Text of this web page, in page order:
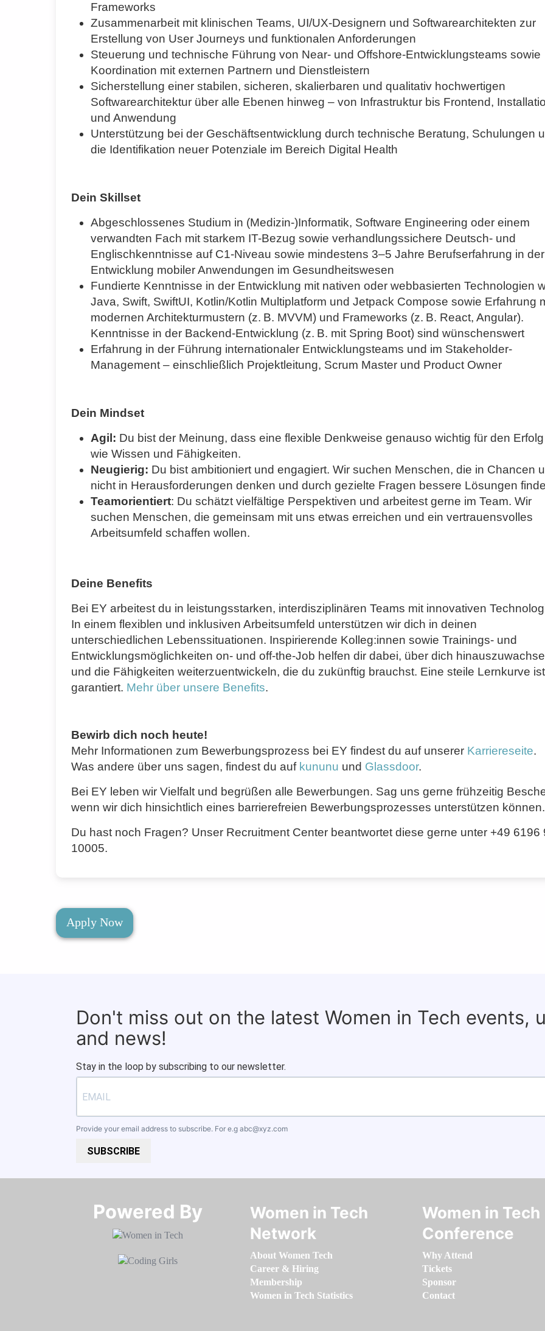
Frameworks
Zusammenarbeit mit klinischen Teams, UI/UX-Designern und Softwarearchitekten zur
Erstellung von User Journeys und funktionalen Anforderungen
Steuerung und technische Führung von Near- und Offshore-Entwicklungsteams sowie
Koordination mit externen Partnern und Dienstleistern
Sicherstellung einer stabilen, sicheren, skalierbaren und qualitativ hochwertigen
Softwarearchitektur über alle Ebenen hinweg – von Infrastruktur bis Frontend,
und Anwendung
Unterstützung bei der Geschäftsentwicklung durch technische Beratung, Schulungen
die Identifikation neuer Potenziale im Bereich Digital Health
Dein Skillset
Abgeschlossenes Studium in (Medizin-)Informatik, Software Engineering oder einem
verwandten Fach mit starkem IT-Bezug sowie verhandlungssichere Deutsch- und
Englischkenntnisse auf C1-Niveau sowie mindestens 3–5 Jahre Berufserfahrung in der
Entwicklung mobiler Anwendungen im Gesundheitswesen
Fundierte Kenntnisse in der Entwicklung mit nativen oder webbasierten Technologien
Java, Swift, SwiftUI, Kotlin/Kotlin Multiplatform und Jetpack Compose sowie Erfahrung
modernen Architekturmustern (z. B. MVVM) und Frameworks (z. B. React, Angular).
Kenntnisse in der Backend-Entwicklung (z. B. mit Spring Boot) sind wünschenswert
Erfahrung in der Führung internationaler Entwicklungsteams und im Stakeholder-
Management – einschließlich Projektleitung, Scrum Master und Product Owner
Dein Mindset
Agil: Du bist der Meinung, dass eine flexible Denkweise genauso wichtig für den
wie Wissen und Fähigkeiten.
Neugierig: Du bist ambitioniert und engagiert. Wir suchen Menschen, die in Chancen
nicht in Herausforderungen denken und durch gezielte Fragen bessere Lösungen
Teamorientiert: Du schätzt vielfältige Perspektiven und arbeitest gerne im Team. Wir
suchen Menschen, die gemeinsam mit uns etwas erreichen und ein vertrauensvolles
Arbeitsumfeld schaffen wollen.
Deine Benefits
Bei EY arbeitest du in leistungsstarken, interdisziplinären Teams mit innovativen
In einem flexiblen und inklusiven Arbeitsumfeld unterstützen wir dich in deinen
unterschiedlichen Lebenssituationen. Inspirierende Kolleg:innen sowie Trainings- und
Entwicklungsmöglichkeiten on- und off-the-Job helfen dir dabei, über dich
und die Fähigkeiten weiterzuentwickeln, die du zukünftig brauchst. Eine steile Lernkurve
garantiert. Mehr über unsere Benefits.
Bewirb dich noch heute!
Mehr Informationen zum Bewerbungsprozess bei EY findest du auf unserer Karriereseite.
Was andere über uns sagen, findest du auf kununu und Glassdoor.
Bei EY leben wir Vielfalt und begrüßen alle Bewerbungen. Sag uns gerne frühzeitig
wenn wir dich hinsichtlich eines barrierefreien Bewerbungsprozesses unterstützen können.
Du hast noch Fragen? Unser Recruitment Center beantwortet diese gerne unter +49 6196
10005.
Apply Now
Don't miss out on the latest Women in Tech events,
and news!
Stay in the loop by subscribing to our newsletter.
Provide your email address to subscribe. For e.g abc@xyz.com
SUBSCRIBE
Powered By​​​​​​​
Women in Tech
Network
About Women Tech
Career & Hiring
Membership
Women in Tech Statistics
Women in Tech
Conference
Why Attend
Tickets
Sponsor
Contact